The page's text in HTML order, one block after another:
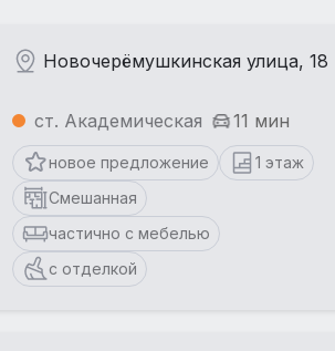
Новочерёмушкинская улица, 18
ст. Академическая 11 мин
новое предложение
1 этаж
Смешанная
частично с мебелью
с отделкой